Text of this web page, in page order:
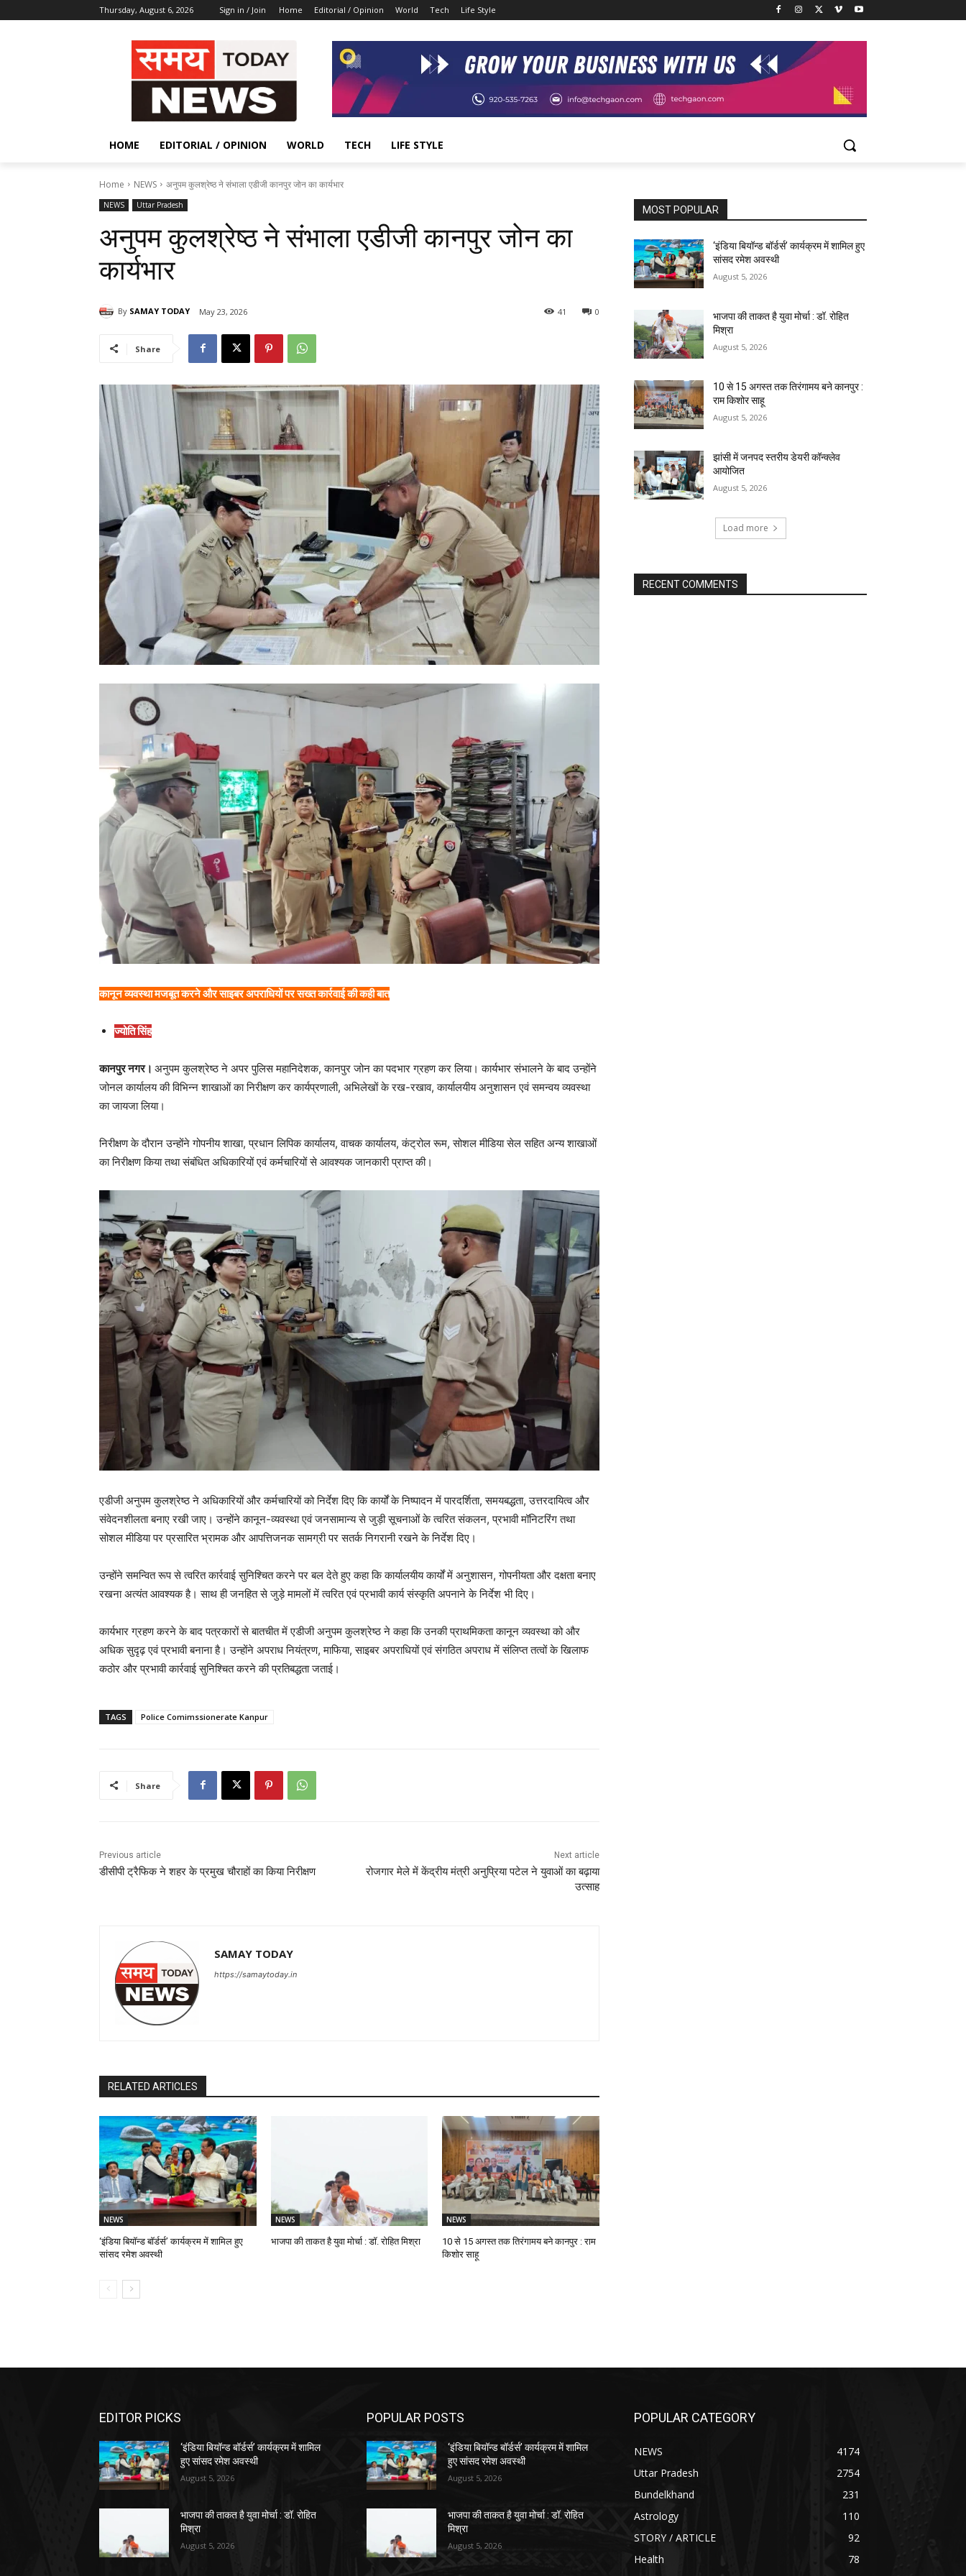
Thursday, August 6, 2026 Sign in / Join Home Editorial / Opinion World Tech Life Style
HOME EDITORIAL / OPINION WORLD TECH LIFE STYLE
Home NEWS अनुपम कुलश्रेष्ठ ने संभाला एडीजी कानपुर जोन का कार्यभार
NEWS Uttar Pradesh
अनुपम कुलश्रेष्ठ ने संभाला एडीजी कानपुर जोन का
कार्यभार
By SAMAY TODAY May 23, 2026 0
41
Share
कानून व्यवस्था मजबूत करने और साइबर अपराधियों पर सख्त कार्रवाई की कही बात
ज्योति सिंह
कानपुर नगर। अनुपम कुलश्रेष्ठ ने अपर पुलिस महानिदेशक, कानपुर जोन का पदभार ग्रहण कर लिया। कार्यभार संभालने के बाद उन्होंने
जोनल कार्यालय की विभिन्न शाखाओं का निरीक्षण कर कार्यप्रणाली, अभिलेखों के रख-रखाव, कार्यालयीय अनुशासन एवं समन्वय व्यवस्था
का जायजा लिया।
निरीक्षण के दौरान उन्होंने गोपनीय शाखा, प्रधान लिपिक कार्यालय, वाचक कार्यालय, कंट्रोल रूम, सोशल मीडिया सेल सहित अन्य शाखाओं
का निरीक्षण किया तथा संबंधित अधिकारियों एवं कर्मचारियों से आवश्यक जानकारी प्राप्त की।
एडीजी अनुपम कुलश्रेष्ठ ने अधिकारियों और कर्मचारियों को निर्देश दिए कि कार्यों के निष्पादन में पारदर्शिता, समयबद्धता, उत्तरदायित्व और
संवेदनशीलता बनाए रखी जाए। उन्होंने कानून-व्यवस्था एवं जनसामान्य से जुड़ी सूचनाओं के त्वरित संकलन, प्रभावी मॉनिटरिंग तथा
सोशल मीडिया पर प्रसारित भ्रामक और आपत्तिजनक सामग्री पर सतर्क निगरानी रखने के निर्देश दिए।
उन्होंने समन्वित रूप से त्वरित कार्रवाई सुनिश्चित करने पर बल देते हुए कहा कि कार्यालयीय कार्यों में अनुशासन, गोपनीयता और दक्षता बनाए
रखना अत्यंत आवश्यक है। साथ ही जनहित से जुड़े मामलों में त्वरित एवं प्रभावी कार्य संस्कृति अपनाने के निर्देश भी दिए।
कार्यभार ग्रहण करने के बाद पत्रकारों से बातचीत में एडीजी अनुपम कुलश्रेष्ठ ने कहा कि उनकी प्राथमिकता कानून व्यवस्था को और
अधिक सुदृढ़ एवं प्रभावी बनाना है। उन्होंने अपराध नियंत्रण, माफिया, साइबर अपराधियों एवं संगठित अपराध में संलिप्त तत्वों के खिलाफ
कठोर और प्रभावी कार्रवाई सुनिश्चित करने की प्रतिबद्धता जताई।
TAGS Police Comimssionerate Kanpur
Share
Previous article
डीसीपी ट्रैफिक ने शहर के प्रमुख चौराहों का किया निरीक्षण
Next article
रोजगार मेले में केंद्रीय मंत्री अनुप्रिया पटेल ने युवाओं का बढ़ाया
उत्साह
SAMAY TODAY
https://samaytoday.in
RELATED ARTICLES
NEWS
‘इंडिया बियॉन्ड बॉर्डर्स’ कार्यक्रम में शामिल हुए
सांसद रमेश अवस्थी
NEWS
भाजपा की ताकत है युवा मोर्चा : डॉ. रोहित मिश्रा
NEWS
10 से 15 अगस्त तक तिरंगामय बने कानपुर : राम
किशोर साहू
MOST POPULAR
‘इंडिया बियॉन्ड बॉर्डर्स’ कार्यक्रम में शामिल हुए
सांसद रमेश अवस्थी
August 5, 2026
भाजपा की ताकत है युवा मोर्चा : डॉ. रोहित
मिश्रा
August 5, 2026
10 से 15 अगस्त तक तिरंगामय बने कानपुर :
राम किशोर साहू
August 5, 2026
झांसी में जनपद स्तरीय डेयरी कॉन्क्लेव
आयोजित
August 5, 2026
Load more
RECENT COMMENTS
EDITOR PICKS
‘इंडिया बियॉन्ड बॉर्डर्स’ कार्यक्रम में शामिल
हुए सांसद रमेश अवस्थी
August 5, 2026
भाजपा की ताकत है युवा मोर्चा : डॉ. रोहित
मिश्रा
August 5, 2026
POPULAR POSTS
‘इंडिया बियॉन्ड बॉर्डर्स’ कार्यक्रम में शामिल
हुए सांसद रमेश अवस्थी
August 5, 2026
भाजपा की ताकत है युवा मोर्चा : डॉ. रोहित
मिश्रा
August 5, 2026
POPULAR CATEGORY
NEWS
4174
Uttar Pradesh
2754
Bundelkhand
231
Astrology
110
STORY / ARTICLE
92
Health
78